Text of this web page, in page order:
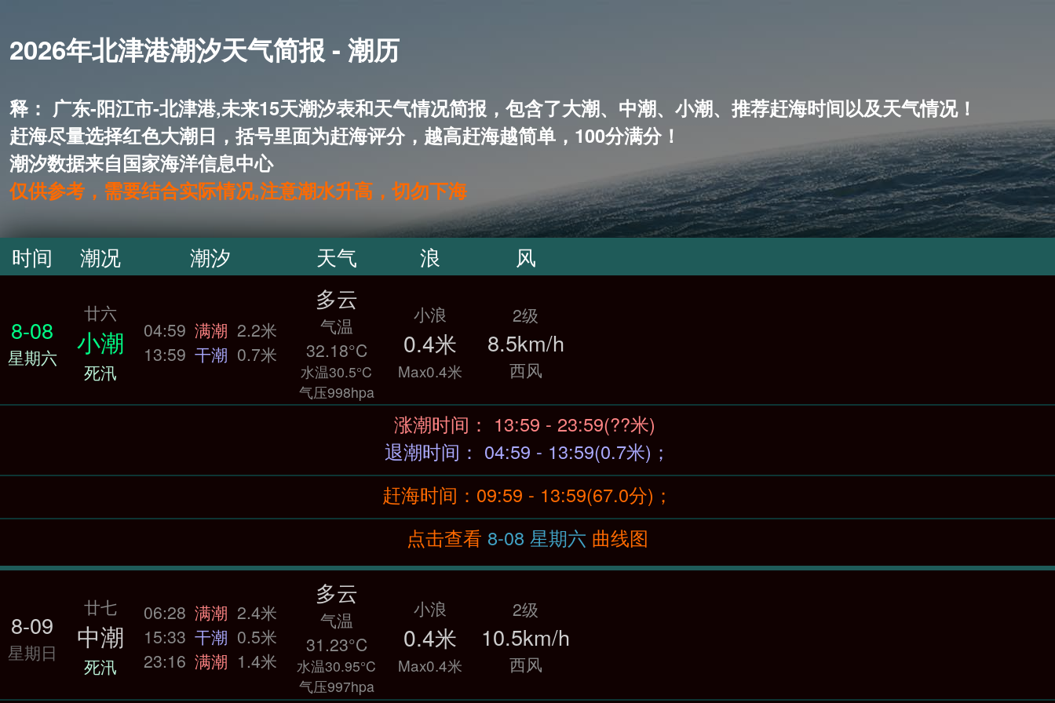
2026年北津港潮汐天气简报 - 潮历
释： 广东-阳江市-北津港,未来15天潮汐表和天气情况简报，包含了大潮、中潮、小潮、推荐赶海时间以及天气情况！
赶海尽量选择红色大潮日，括号里面为赶海评分，越高赶海越简单，100分满分！
潮汐数据来自国家海洋信息中心
仅供参考，需要结合实际情况,注意潮水升高，切勿下海
时间 潮况 潮汐 天气 浪 风
8-08
星期六
廿六
小潮
死汛
04:59 满潮 2.2米
13:59 干潮 0.7米
多云
气温
32.18°C
水温30.5°C
气压998hpa
小浪
0.4米
Max0.4米
2级
8.5km/h
西风
涨潮时间： 13:59 - 23:59(??米)
退潮时间： 04:59 - 13:59(0.7米)；
赶海时间：09:59 - 13:59(67.0分)；
点击查看
8-08 星期六 曲线图
8-09
星期日
廿七
中潮
死汛
06:28 满潮 2.4米
15:33 干潮 0.5米
23:16 满潮 1.4米
多云
气温
31.23°C
水温30.95°C
气压997hpa
小浪
0.4米
Max0.4米
2级
10.5km/h
西风